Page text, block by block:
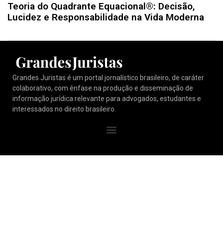
Teoria do Quadrante Equacional®: Decisão,
Lucidez e Responsabilidade na Vida Moderna
Grandes Juristas é um portal jornalístico brasileiro, de caráter
colaborativo, com ênfase na produção e disseminação de
informação jurídica relevante para advogados, estudantes e
interessados no direito brasileiro.